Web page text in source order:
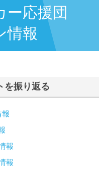
ー応援団
情報
を振り返る
報
報
報